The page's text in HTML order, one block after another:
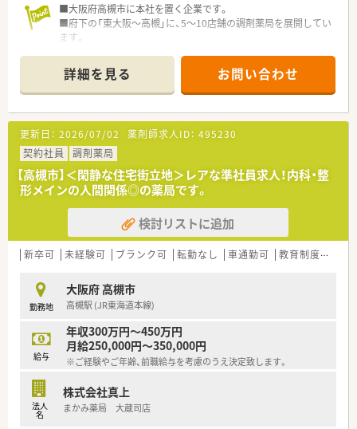
■大阪府高槻市に本社を置く企業です。
■府下の「東大阪～高槻」に、5～10店舗の調剤薬局を展開してい
ます。
詳細を見る お問い合わせ
更新日： 2026/07/02 薬剤師求人ID： 495230
契約社員
調剤薬局
【高槻市】＜閑静な住宅街立地＞レアな準社員求人！内科・整
形メインの人間関係◎の薬局です。
検討リストに追加
新卒可 未経験可 ブランク可 転勤なし 車通勤可 教育制度あり
勤務地
大阪府 高槻市
高槻駅 (JR東海道本線)
給与
年収300万円～450万円
月給250,000円～350,000円
※ご経験やご年齢、前職給与を考慮のうえ決定致します。
法人
名
株式会社真上
まかみ薬局 大蔵司店